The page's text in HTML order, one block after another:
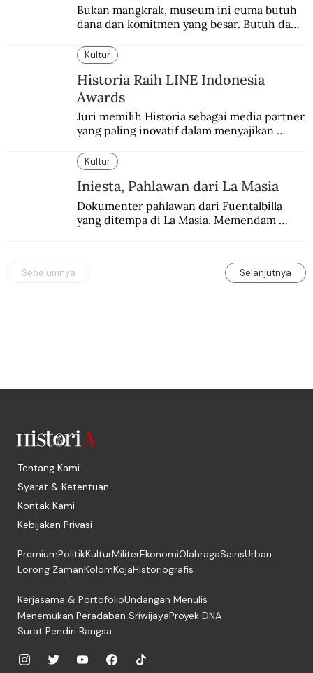
Bukan mangkrak, museum ini cuma butuh
dana dan komitmen yang besar. Butuh dana
Kultur
Historia Raih LINE Indonesia
Awards
Juri memilih Historia sebagai media partner
yang paling inovatif dalam menyajikan
Kultur
Iniesta, Pahlawan dari La Masia
Dokumenter pahlawan dari Fuentalbilla
yang ditempa di La Masia. Memendam
Sebelumnya Selanjutnya
Tentang Kami
Syarat & Ketentuan
Kontak Kami
Kebijakan Privasi
PremiumPolitikKulturMiliterEkonomiOlahragaSainsUrban
Lorong ZamanKolomKojaHistoriografis
Kerjasama & PortofolioUndangan Menulis
Menemukan Peradaban SriwijayaProyek DNA
Surat Pendiri Bangsa